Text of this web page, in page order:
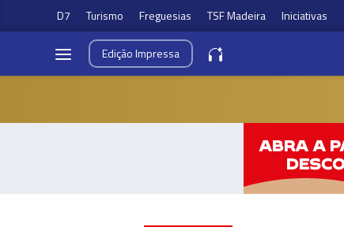
D7 Turismo Freguesias TSF Madeira Iniciativas
EdiçãoImpressa